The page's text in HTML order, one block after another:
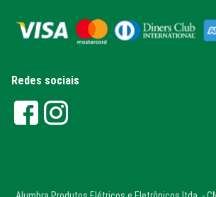
Redes sociais